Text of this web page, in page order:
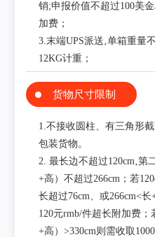
销;申报价值不超过100美
加费；
3.末端UPS派送‚单箱重量
12KG计重；
货物尺寸限制
1.不接收圆柱、有三角形
包装货物。
2. 最长边不超过120cm‚第
+高）不超过266cm；若
长超过76cm、或266cm<
120元rmb/件超长附加费；
+高）>330cm则需收取